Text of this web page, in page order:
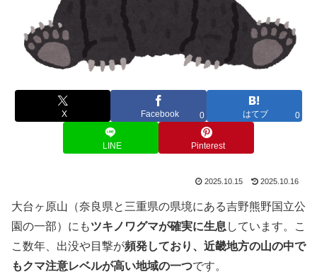
X Facebook 0 はてブ 0
LINE Pinterest
2025.10.15 2025.10.16
大台ヶ原山（奈良県と三重県の県境にある吉野熊野国立公
園の一部）にもツキノワグマが確実に生息 しています。こ
こ数年、出没や目撃が頻発しており、近畿地方の山の中で
もクマ注意レベルが高い地域の一つです。